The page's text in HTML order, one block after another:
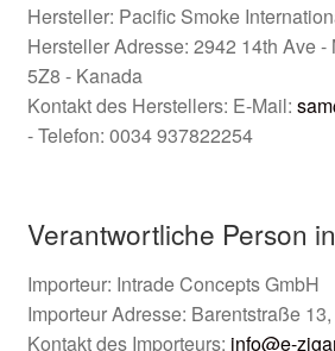
Hersteller: Pacific Smoke
Hersteller Adresse: 2942 14th Ave -
5Z8 - Kanada
Kontakt des Herstellers: E-Mail:
- Telefon: 0034 937822254
Verantwortliche Person
Importeur: Intrade Concepts GmbH
Importeur Adresse: Barentstraße
Kontakt des Importeurs: info@e-